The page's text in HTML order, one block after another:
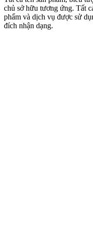
chủ sở hữu tương ứng. Tất
phẩm và dịch vụ được sử
đích nhận dạng.